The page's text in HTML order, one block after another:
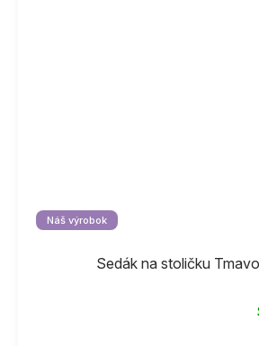
Náš výrobok
Sedák na stoličku